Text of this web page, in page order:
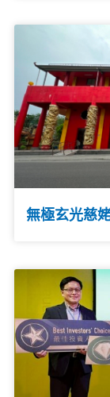
無極玄光慈